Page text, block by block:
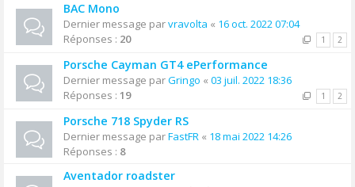
BAC Mono
Dernier message parvravolta « 16 oct. 2022 07:04
Réponses : 20 1 2
Porsche Cayman GT4 ePerformance
Dernier message parGringo « 03 juil. 2022 18:36
Réponses : 19 1 2
Porsche 718 Spyder RS
Dernier message parFastFR « 18 mai 2022 14:26
Réponses : 8
Aventador roadster